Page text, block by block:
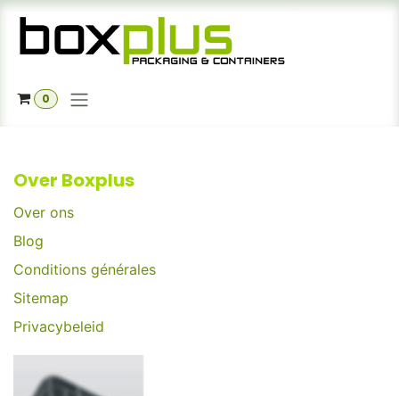
Se rendre au contenu
0
Over Boxplus
Over ons
Blog
Conditions générales
Sitemap
Privacybeleid